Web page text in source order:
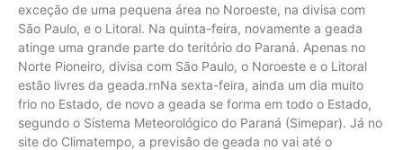
exceção de uma pequena área no Noroeste, na divisa com
São Paulo, e o Litoral. Na quinta-feira, novamente a geada
atinge uma grande parte do teritório do Paraná. Apenas no
Norte Pioneiro, divisa com São Paulo, o Noroeste e o Litoral
estão livres da geada.rnNa sexta-feira, ainda um dia muito
frio no Estado, de novo a geada se forma em todo o Estado,
segundo o Sistema Meteorológico do Paraná (Simepar). Já no
site do Climatempo, a previsão de geada no vai até o